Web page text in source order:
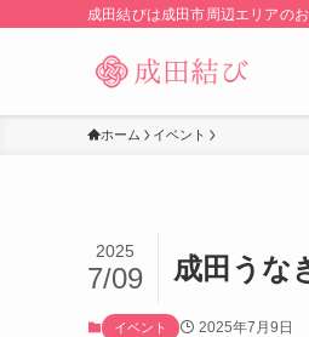
成田結びは成田市周辺エリアの
ホーム イベント
成田うな
2025
7/09
イベント 2025年7月9日